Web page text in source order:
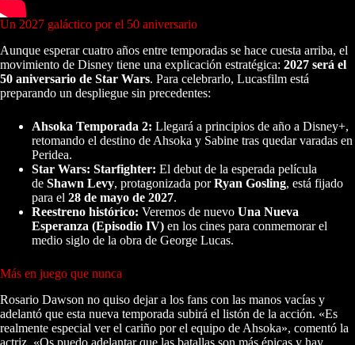
Un 2027 galáctico por el 50 aniversario
Aunque esperar cuatro años entre temporadas se hace cuesta arriba, el
movimiento de Disney tiene una explicación estratégica: 2027 será el
50 aniversario de Star Wars. Para celebrarlo, Lucasfilm está
preparando un despliegue sin precedentes:
Ahsoka Temporada 2: Llegará a principios de año a Disney+,
retomando el destino de Ahsoka y Sabine tras quedar varadas en
Peridea.
Star Wars: Starfighter: El debut de la esperada película
de Shawn Levy, protagonizada porRyan Gosling, está fijado
para el 28 de mayo de 2027.
Reestreno histórico: Veremos de nuevo Una Nueva
Esperanza (Episodio IV) en los cines para conmemorar el
medio siglo de la obra de George Lucas.
Más en juego que nunca
Rosario Dawson no quiso dejar a los fans con las manos vacías y
adelantó que esta nueva temporada subirá el listón de la acción. «Es
realmente especial ver el cariño por el equipo de Ahsoka», comentó la
actriz. «Os puedo adelantar que las batallas son más épicas y hay